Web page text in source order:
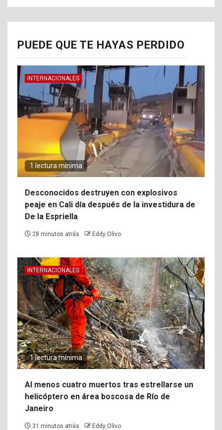
PUEDE QUE TE HAYAS PERDIDO
INTERNACIONALES
1 lectura mínima
Desconocidos destruyen con explosivos
peaje en Cali día después de la investidura de
De la Espriella
28 minutos atrás Eddy Olivo
INTERNACIONALES
1 lectura mínima
Al menos cuatro muertos tras estrellarse un
helicóptero en área boscosa de Río de
Janeiro
31 minutos atrás Eddy Olivo